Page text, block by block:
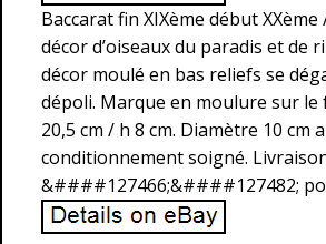
Baccarat fin XIXème début
décor d’oiseaux du paradis et de
décor moulé en bas reliefs se
dépoli. Marque en moulure sur le
20,5 cm / h 8 cm. Diamètre 10 cm
conditionnement soigné.
&####127466;&####127482;